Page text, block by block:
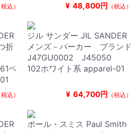
税込） ¥ 48,800円 （税込）
折
ベ
税込）
ジル サンダー JIL SANDER
メンズ－パーカー ブランド
J47GU0002 J45050
102ホワイト系 apparel-01
¥ 64,700円 （税込）
ポール・スミス Paul Smith